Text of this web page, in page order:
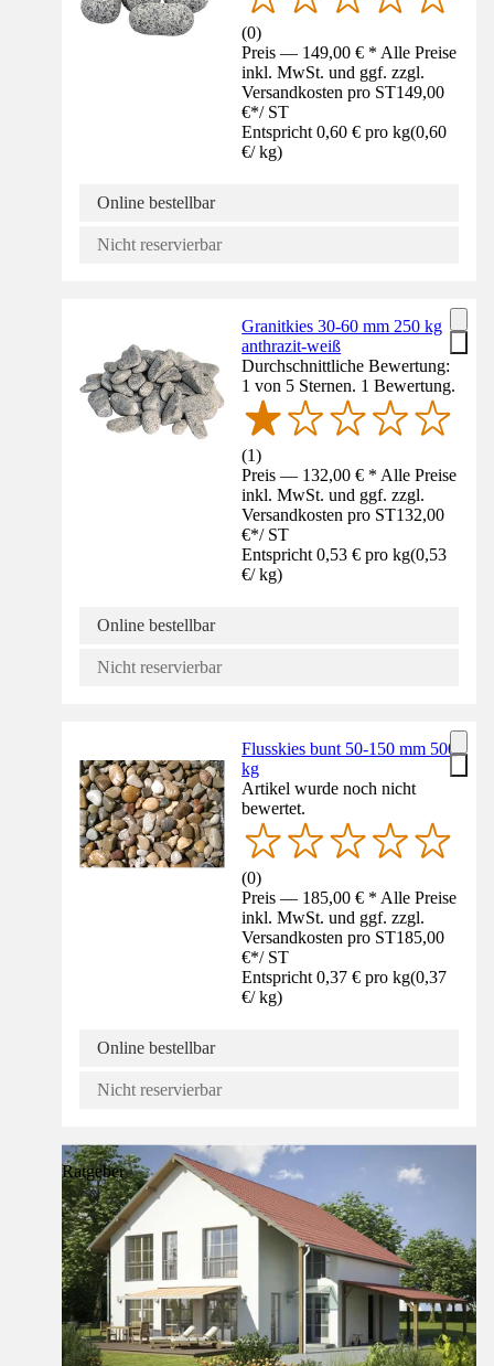
(0)
Preis — 149,00 € * Alle Preise
inkl. MwSt. und ggf. zzgl.
Versandkosten pro ST149,00
€*/ ST
Entspricht 0,60 € pro kg(0,60
€/ kg)
Online bestellbar
Nicht reservierbar
Granitkies 30-60 mm 250 kg
anthrazit-weiß
Durchschnittliche Bewertung:
1 von 5 Sternen. 1 Bewertung.
(1)
Preis — 132,00 € * Alle Preise
inkl. MwSt. und ggf. zzgl.
Versandkosten pro ST132,00
€*/ ST
Entspricht 0,53 € pro kg(0,53
€/ kg)
Online bestellbar
Nicht reservierbar
Flusskies bunt 50-150 mm 500
kg
Artikel wurde noch nicht
bewertet.
(0)
Preis — 185,00 € * Alle Preise
inkl. MwSt. und ggf. zzgl.
Versandkosten pro ST185,00
€*/ ST
Entspricht 0,37 € pro kg(0,37
€/ kg)
Online bestellbar
Nicht reservierbar
Ratgeber